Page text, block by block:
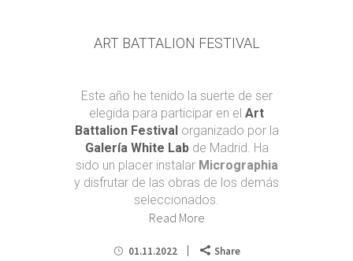
ART BATTALION FESTIVAL
Este año he tenido la suerte de ser
elegida para participar en el Art
Battalion Festival organizado por la
Galería White Labde Madrid. Ha
sido un placer instalar Micrographia
y disfrutar de las obras de los demás
seleccionados.
Read More
01.11.2022 Share